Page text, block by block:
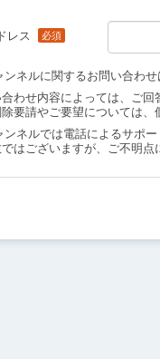
レス
ンネルに関するお問い合わ
わせ内容によっては、ご回
除要請やご要望については、
ンネルでは電話によるサポー
はございますが、ご不明点